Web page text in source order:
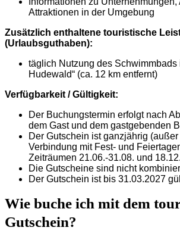
Attraktionen in der Umgebung
Zusätzlich enthaltene touristische
(Urlaubsguthaben):
täglich Nutzung des Schwimmbads
Hudewald“ (ca. 12 km entfernt)
Verfügbarkeit / Gültigkeit:
Der Buchungstermin erfolgt nach
dem Gast und dem gastgebenden
Der Gutschein ist ganzjährig
Verbindung mit Fest- und
Zeiträumen 21.06.-31.08. und
Die Gutscheine sind nicht
Der Gutschein ist bis 31.03.2027
Wie buche ich mit dem
Gutschein?